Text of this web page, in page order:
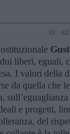
DI
liberi, eguali,
I valori della
da quella che
e progetti,
del